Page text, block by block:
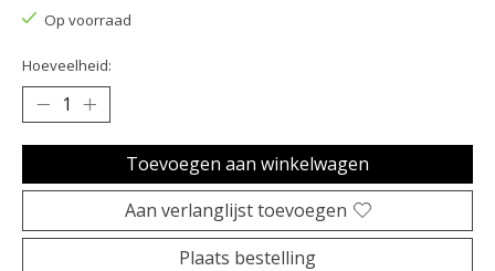
Op voorraad
Hoeveelheid:
Toevoegen aan winkelwagen
Aan verlanglijst toevoegen
Plaats bestelling